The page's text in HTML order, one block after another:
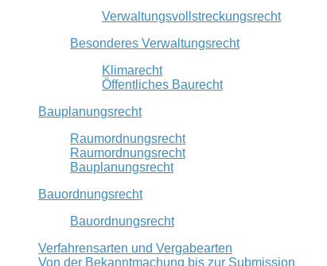
Verwaltungsvollstreckungsrecht
Besonderes Verwaltungsrecht
Klimarecht
Öffentliches Baurecht
Bauplanungsrecht
Raumordnungsrecht
Raumordnungsrecht
Bauplanungsrecht
Bauordnungsrecht
Bauordnungsrecht
Verfahrensarten und Vergabearten
Von der Bekanntmachung bis zur Submission